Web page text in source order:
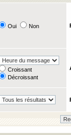
Oui Non
Croissant
Décroissant